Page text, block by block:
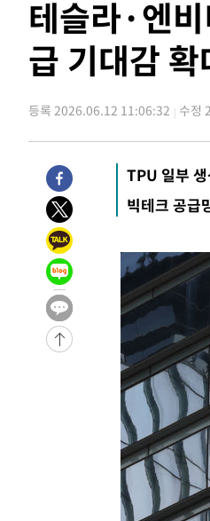
발효
-13954초 전 >[속보]트럼프, 美 원
-11654초 전 >[속보] 뉴욕증시,
-29338초 전 >민주 콩고 에볼라
-27782초 전 >"미 전국적 살모네
-26295초 전 >[속보]경찰·노동부,
-26176초 전 >
[속보]합수본, '투
압수수색
-25931초 전 >
[속보]원·달러 환
-25727초 전 >
[속보]삼성전자
-25713초 전 >
-25681초 전 >
[속보]코스피,
-22846초 전 >
시리아 다마스쿠
-22144초 전 >
입추에도 극한더
-17108초 전 >
이란, 호르무즈서
[속보]美, 폴리실
[속보]트럼프, 美
[속보] 뉴욕증시,
테슬라·엔
급 기대감 확
등록 2026.06.12 11:06:32 수정
TPU 일부
빅테크 공급